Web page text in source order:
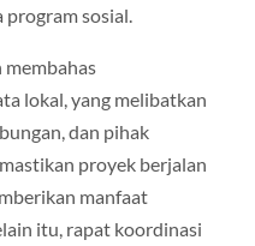
program sosial.
membahas
lokal, yang melibatkan
dan pihak
proyek berjalan
manfaat
itu, rapat koordinasi